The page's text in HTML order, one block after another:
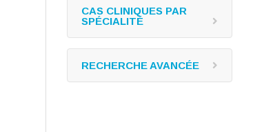
CAS CLINIQUES PAR
SPÉCIALITÉ
RECHERCHE AVANCÉE